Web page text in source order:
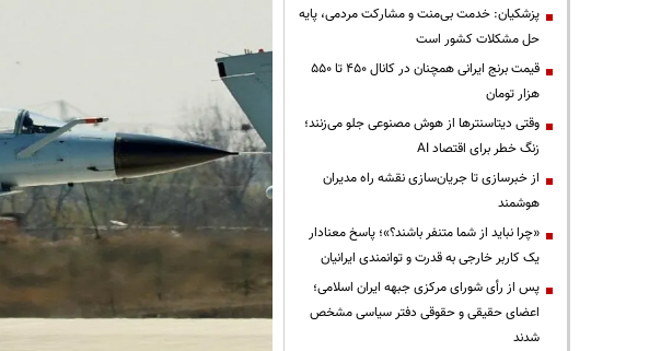
پزشکیان: خدمت بی‌منت و مشارکت مردمی، پایه
حل مشکلات کشور است
قیمت‌ برنج ایرانی همچنان در کانال ۴۵۰ تا ۵۵۰
هزار تومان
وقتی دیتاسنترها از هوش مصنوعی جلو می‌زنند؛
زنگ خطر برای اقتصاد AI
از خبرسازی تا جریان‌سازی نقشه راه مدیران
هوشمند
«چرا نباید از شما متنفر باشند؟»؛ پاسخ معنادار
یک کاربر خارجی به قدرت و توانمندی ایرانیان
پس از رأی شورای مرکزی جبهه ایران اسلامی؛
اعضای حقیقی و حقوقی دفتر سیاسی مشخص
شدند